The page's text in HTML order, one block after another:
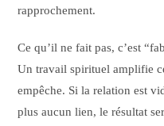
rapprochement.
Ce qu’il ne fait pas, c’est
Un travail spirituel amplifie
empêche. Si la relation est
plus aucun lien, le résultat